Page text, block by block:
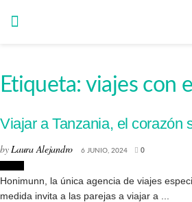
Etiqueta: viajes con
Viajar a Tanzania, el corazón
byLaura Alejandro 6 JUNIO, 2024 0
Honimunn, la única agencia de viajes
medida invita a las parejas a viajar a ...